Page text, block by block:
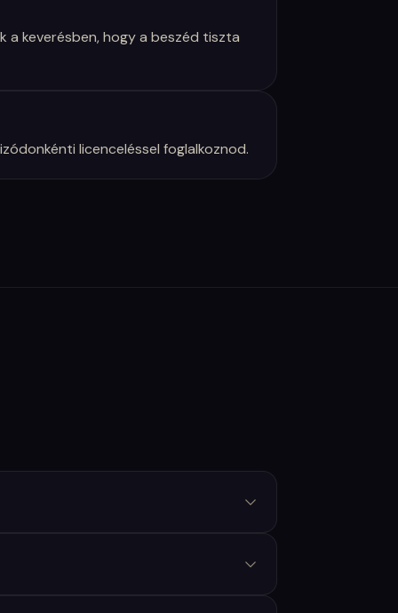
a keverésben, hogy a beszéd tiszta
licenceléssel foglalkoznod.